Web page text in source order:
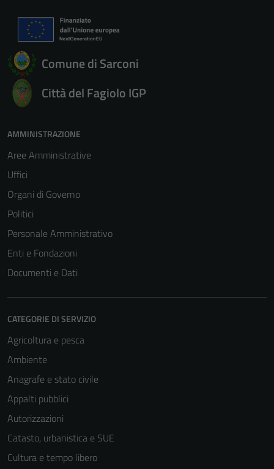
Comune di Sarconi
Città del Fagiolo IGP
AMMINISTRAZIONE
Aree Amministrative
Uffici
Organi di Governo
Politici
Personale Amministrativo
Enti e Fondazioni
Documenti e Dati
CATEGORIE DI SERVIZIO
Agricoltura e pesca
Ambiente
Anagrafe e stato civile
Appalti pubblici
Autorizzazioni
Catasto, urbanistica e SUE
Cultura e tempo libero